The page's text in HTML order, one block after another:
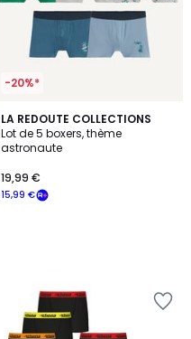
-20%*
LA REDOUTE COLLECTIONS
Lot de 5 boxers, thème
astronaute
15,99 €
19,99 €